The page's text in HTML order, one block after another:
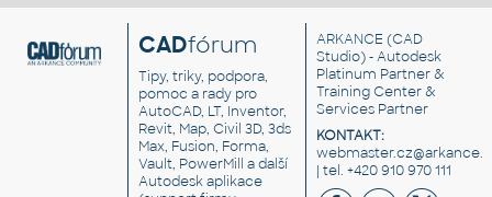
CADfórum
Tipy, triky, podpora,
pomoc a rady pro
AutoCAD, LT, Inventor,
Revit, Map, Civil 3D, 3ds
Max, Fusion, Forma,
Vault, PowerMill a další
Autodesk aplikace
ARKANCE (CAD
Studio) - Autodesk
Platinum Partner &
Training Center &
Services Partner
KONTAKT:
| tel. +420 910 970 111